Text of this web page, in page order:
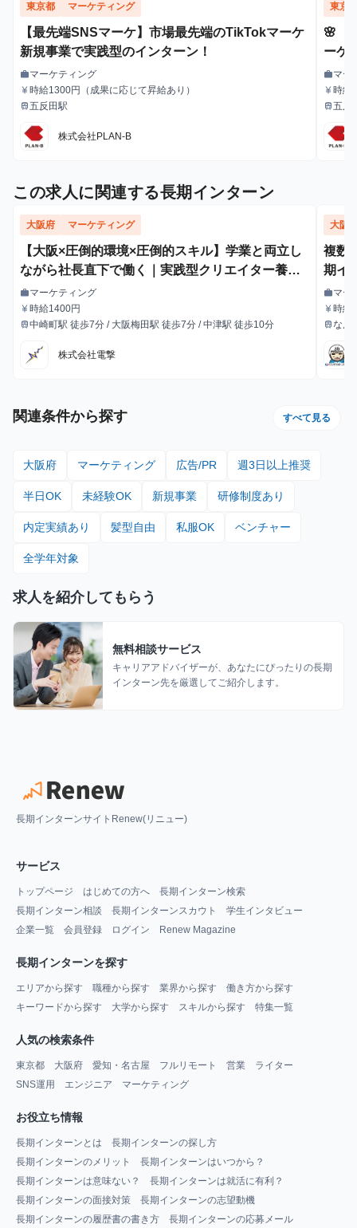
東京都 マーケティング
【最先端SNSマーケ】市場最先端のTikTokマーケ
新規事業で実践型のインターン！
職種
workマーケティング
給与
currency_yen 時給1300円（成果に応じて昇給あり）
最寄駅
train五反田駅
株式会社PLAN-B
東京
🌸【
ーケ
の
職種
workマー
給与
currency_yen 時給
最寄駅
train五反
この求人に関連する長期インターン
大阪府 マーケティング
【大阪×圧倒的環境×圧倒的スキル】学業と両立し
ながら社長直下で働く｜実践型クリエイター養成
インターン
職種
workマーケティング
給与
currency_yen 時給1400円
最寄駅
train中崎町駅 徒歩7分 / 大阪梅田駅 徒歩7分 / 中津駅 徒歩10分
株式会社電撃
大阪
複数
期イ
職種
workマー
給与
currency_yen 時給
最寄駅
trainなん
関連条件から探す すべて見る
大阪府 マーケティング 広告/PR 週3日以上推奨
半日OK 未経験OK 新規事業 研修制度あり
内定実績あり 髪型自由 私服OK ベンチャー
全学年対象
求人を紹介してもらう
無料相談サービス
キャリアアドバイザーが、あなたにぴったりの長期
インターン先を厳選してご紹介します。
長期インターンサイトRenew(リニュー)
サービス
トップページ はじめての方へ
長期インターン検索
長期インターン相談
長期インターンスカウト
学生インタビュー
企業一覧
会員登録 ログイン Renew Magazine
長期インターンを探す
エリアから探す 職種から探す 業界から探す
働き方から探す
キーワードから探す
大学から探す スキルから探す 特集一覧
人気の検索条件
東京都 大阪府 愛知・名古屋 フルリモート 営業
ライター
SNS運用
エンジニア マーケティング
お役立ち情報
長期インターンとは
長期インターンの探し方
長期インターンのメリット
長期インターンはいつから？
長期インターンは意味ない？
長期インターンは就活に有利？
長期インターンの面接対策
長期インターンの志望動機
長期インターンの履歴書の書き方
長期インターンの応募メール